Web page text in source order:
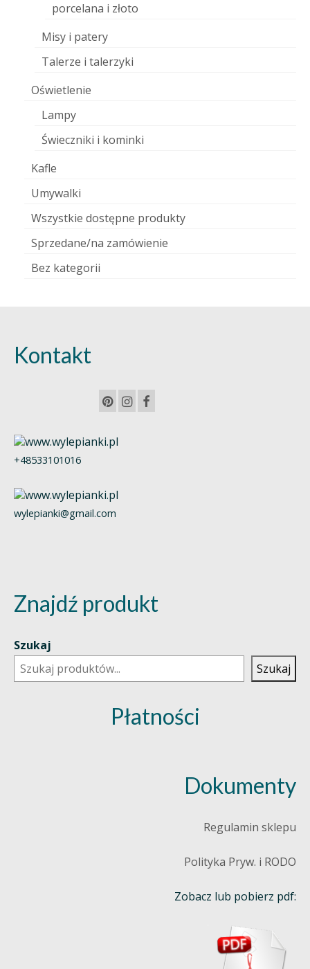
porcelana i złoto
Misy i patery
Talerze i talerzyki
Oświetlenie
Lampy
Świeczniki i kominki
Kafle
Umywalki
Wszystkie dostępne produkty
Sprzedane/na zamówienie
Bez kategorii
Kontakt
+48533101016
wylepianki@gmail.com
Znajdź produkt
Szukaj
Szukaj
Płatności
Dokumenty
Regulamin sklepu
Polityka Pryw. i RODO
Zobacz lub pobierz pdf: